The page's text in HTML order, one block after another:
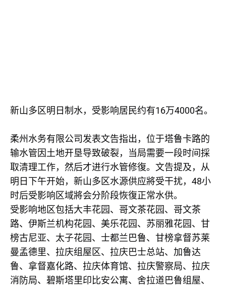
新山多区明日制水，受影响居民约有16万4000名。
柔州水务有限公司发表文告指出，位于塔鲁卡路的
输水管因土地开垦导致破裂，当局需要一段时间採
取清理工作，然后才进行水管修復。文告提及，从
明日下午开始，新山多区水源供应將受干扰， 48小
时后受影响区域將会分阶段恢復正常水供。
受影响地区包括大丰花园、哥文茶花园、哥文茶
路、伊斯兰机构花园、美乐花园、苏丽雅花园、甘
榜古尼亚、太子花园、士都兰巴鲁、甘榜拿督苏莱
曼孟德里、拉庆组屋区、拉庆巴士总站、加鲁达
鲁、拿督嘉化路、拉庆体育馆、拉庆警察局、拉庆
消防局、碧斯塔里印比安公寓、舍拉道巴鲁组屋、